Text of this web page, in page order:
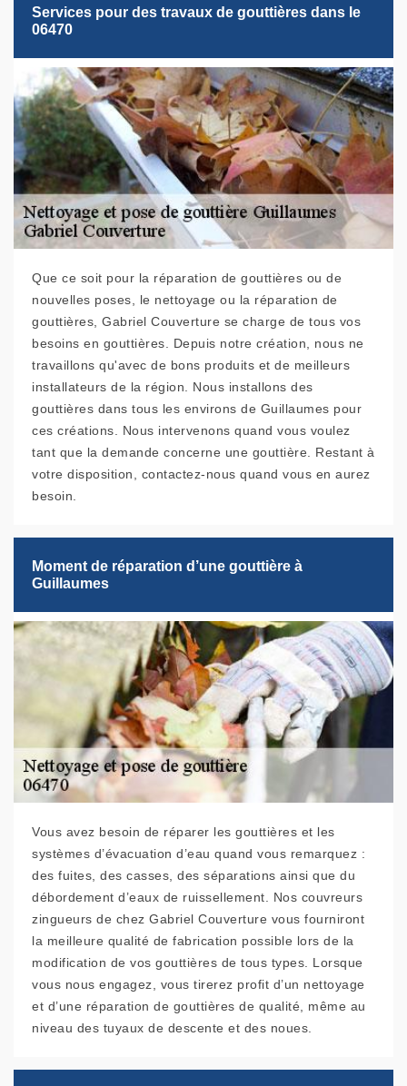
Services pour des travaux de gouttières dans le
06470
Que ce soit pour la réparation de gouttières ou de
nouvelles poses, le nettoyage ou la réparation de
gouttières, Gabriel Couverture se charge de tous vos
besoins en gouttières. Depuis notre création, nous ne
travaillons qu'avec de bons produits et de meilleurs
installateurs de la région. Nous installons des
gouttières dans tous les environs de Guillaumes pour
ces créations. Nous intervenons quand vous voulez
tant que la demande concerne une gouttière. Restant à
votre disposition, contactez-nous quand vous en aurez
besoin.
Moment de réparation d’une gouttière à
Guillaumes
Vous avez besoin de réparer les gouttières et les
systèmes d’évacuation d’eau quand vous remarquez :
des fuites, des casses, des séparations ainsi que du
débordement d’eaux de ruissellement. Nos couvreurs
zingueurs de chez Gabriel Couverture vous fourniront
la meilleure qualité de fabrication possible lors de la
modification de vos gouttières de tous types. Lorsque
vous nous engagez, vous tirerez profit d’un nettoyage
et d’une réparation de gouttières de qualité, même au
niveau des tuyaux de descente et des noues.